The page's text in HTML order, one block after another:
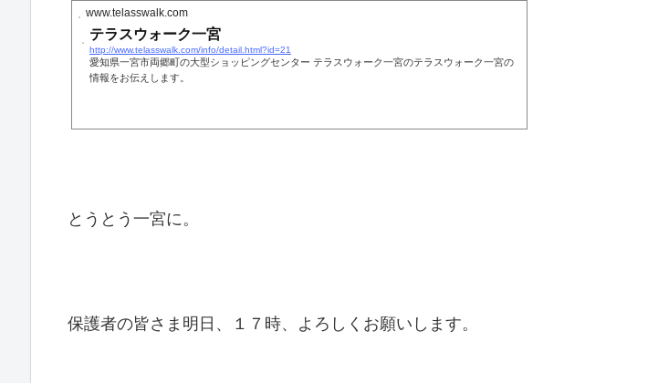
www.telasswalk.com
テラスウォーク一宮
http://www.telasswalk.com/info/detail.html?id=21
愛知県一宮市両郷町の大型ショッピングセンター テラスウォーク一宮のテラスウォーク一宮の
情報をお伝えします。
とうとう一宮に。
保護者の皆さま明日、１７時、よろしくお願いします。